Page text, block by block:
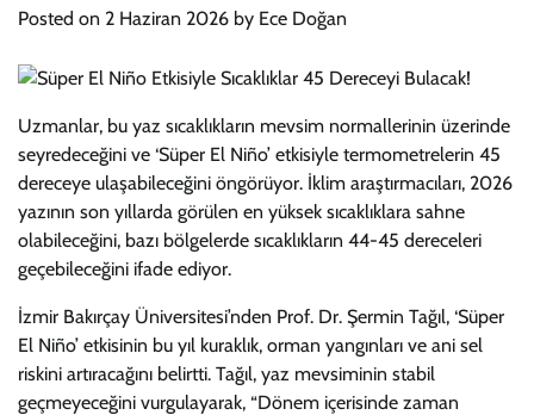
Posted on 2 Haziran 2026 by Ece Doğan
Uzmanlar, bu yaz sıcaklıkların mevsim normallerinin üzerinde
seyredeceğini ve ‘Süper El Niño’ etkisiyle termometrelerin 45
dereceye ulaşabileceğini öngörüyor. İklim araştırmacıları, 2026
yazının son yıllarda görülen en yüksek sıcaklıklara sahne
olabileceğini, bazı bölgelerde sıcaklıkların 44-45 dereceleri
geçebileceğini ifade ediyor.
İzmir Bakırçay Üniversitesi’nden Prof. Dr. Şermin Tağıl, ‘Süper
El Niño’ etkisinin bu yıl kuraklık, orman yangınları ve ani sel
riskini artıracağını belirtti. Tağıl, yaz mevsiminin stabil
geçmeyeceğini vurgulayarak, “Dönem içerisinde zaman